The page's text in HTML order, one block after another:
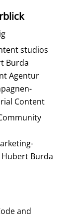
studios
Burda
Agentur
Content
Burda
and